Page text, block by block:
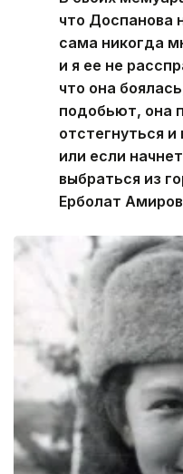
что Доспанова
сама никогда
и я ее не
что она
подобьют, она
отстегнуться
или если
выбраться из
Ерболат